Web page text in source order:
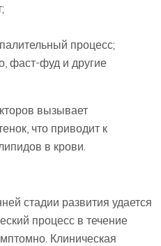
процесс;
фаст-фуд и другие
вызывает
что приводит к
в крови.
стадии развития удается
процесс в течение
Клиническая